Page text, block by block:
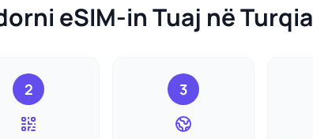
eSIM-in Tuaj në Turqia
2 3